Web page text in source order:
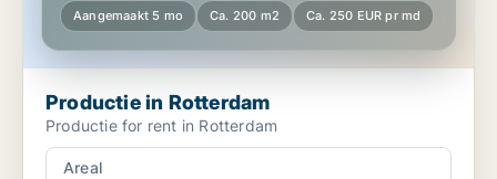
Aangemaakt 5 mo Ca. 200 m2 Ca. 250 EUR pr md
Productie in Rotterdam
Productie for rent in Rotterdam
Areal